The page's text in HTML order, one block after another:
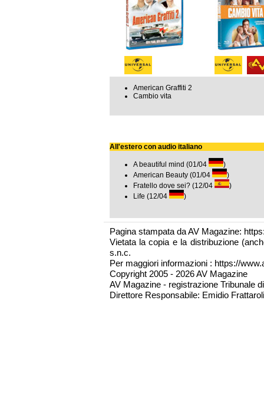
American Graffiti 2
Cambio vita
All'estero con audio italiano
A beautiful mind (01/04
)
American Beauty (01/04
)
Fratello dove sei? (12/04
)
Life (12/04
)
Pagina stampata da AV Magazine:
Vietata la copia e la distribuzione
s.n.c.
Per maggiori informazioni : https://
Copyright 2005 - 2026 AV Magazine
AV Magazine - registrazione Tribunale
Direttore Responsabile: Emidio Frattaroli